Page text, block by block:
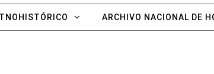
ARCHIVO NACIONAL DE